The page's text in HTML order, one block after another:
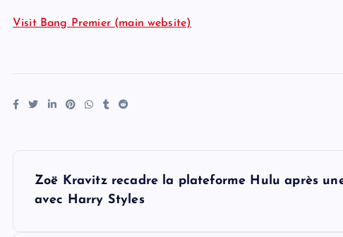
Visit Bang Premier (main website)
Zoë Kravitz recadre la plateforme Hulu après
avec Harry Styles